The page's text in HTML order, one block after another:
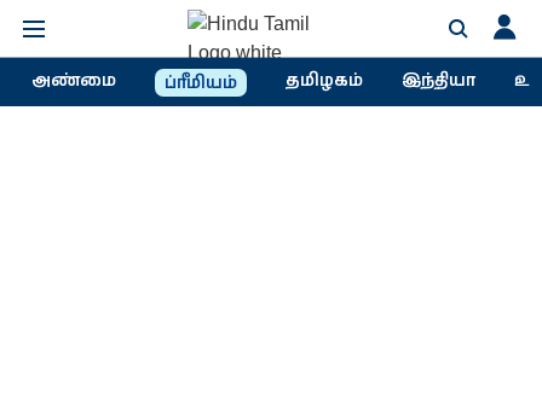
அண்மை ப்ரீமியம் தமிழகம் இந்தியா